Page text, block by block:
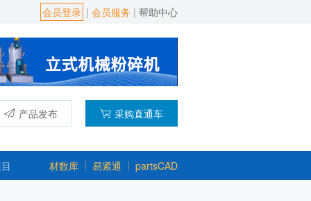
会员登录 | 会员服务 | 帮助中心
产品发布 采购直通车
材数库 易紧通 partsCAD